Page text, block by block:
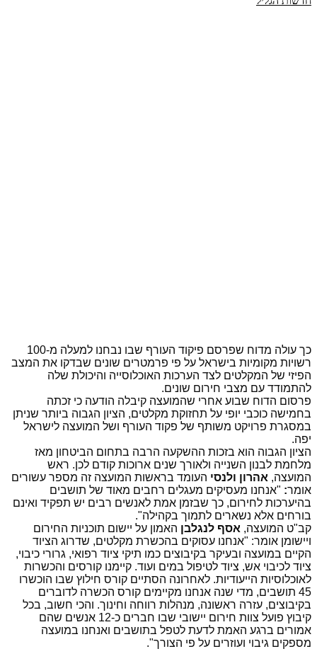
כך עולה מדוח שפרסם פיקוד העורף שבו נבחנו למעלה מ-100
רשויות מקומיות בישראל על פי פרמטרים שונים שבדקו את המצב
הפיזי של המקלטים לצד הערכות האוכלוסייה והיכולת שלה
להתמודד עם מצבי חירום שונים.
פרסום הדוח שבוע אחרי שהמועצה קיבלה הודעה כי זכתה
בחמישה כוכבי יופי על תחזוקת מקלטים, הציון הגבוה ביותר שניתן
במסגרת פרויקט משותף של פקוד העורף ושל המועצה לישראל
יפה.
הציון הגבוה הוא בזכות ההשקעה הרבה בתחום הביטחון מאז
מלחמת לבנון השנייה ולאורך שנים ארוכות קודם לכן. ראש
המועצה, אהרון ולנסי העומד בראשות המועצה זה מספר עשורים
אומר: "אנחנו מעסיקים מעגלים רחבים מאוד של תושבים
בהיערכות לחירום, כך שבזמן אמת לאנשים רבים יש תפקיד ואינם
בורחים אלא נשארים לתמוך בקהילה".
קב"ט המועצה, אסף לנגלבן האמון על יישום תוכניות החירום
ויישומן אומר: "אנחנו עסוקים בהכשרת מקלטים, שדרוג הציוד
הקיים במועצה ובעיקר בקיבוצים כמו תיקי ציוד רפואי, גרורי כיבוי,
ציוד לכיבוי אש, ציוד לטיפול במים ועוד. קיימנו קורסים והכשרות
לאוכלוסיות הייעודיות. לאחרונה הסתיים קורס חילוץ שבו הוכשרו
45 תושבים, מדי שנה אנחנו מקיימים קורס הכשרה לדוברים
בקיבוצים, עזרה ראשונה, מנהלות רווחה וחינוך. והכי חשוב, בכל
קיבוץ פועל צוות חירום יישובי שבו חברים כ-12 אנשים שהם
אמורים ברגע האמת לדעת לטפל בתושבים ואנחנו במועצה
מספקים גיבוי ועוזרים על פי הצורך".